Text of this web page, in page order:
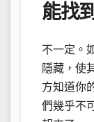
能找
不一定。
隱藏，使
方知道你
們幾乎不